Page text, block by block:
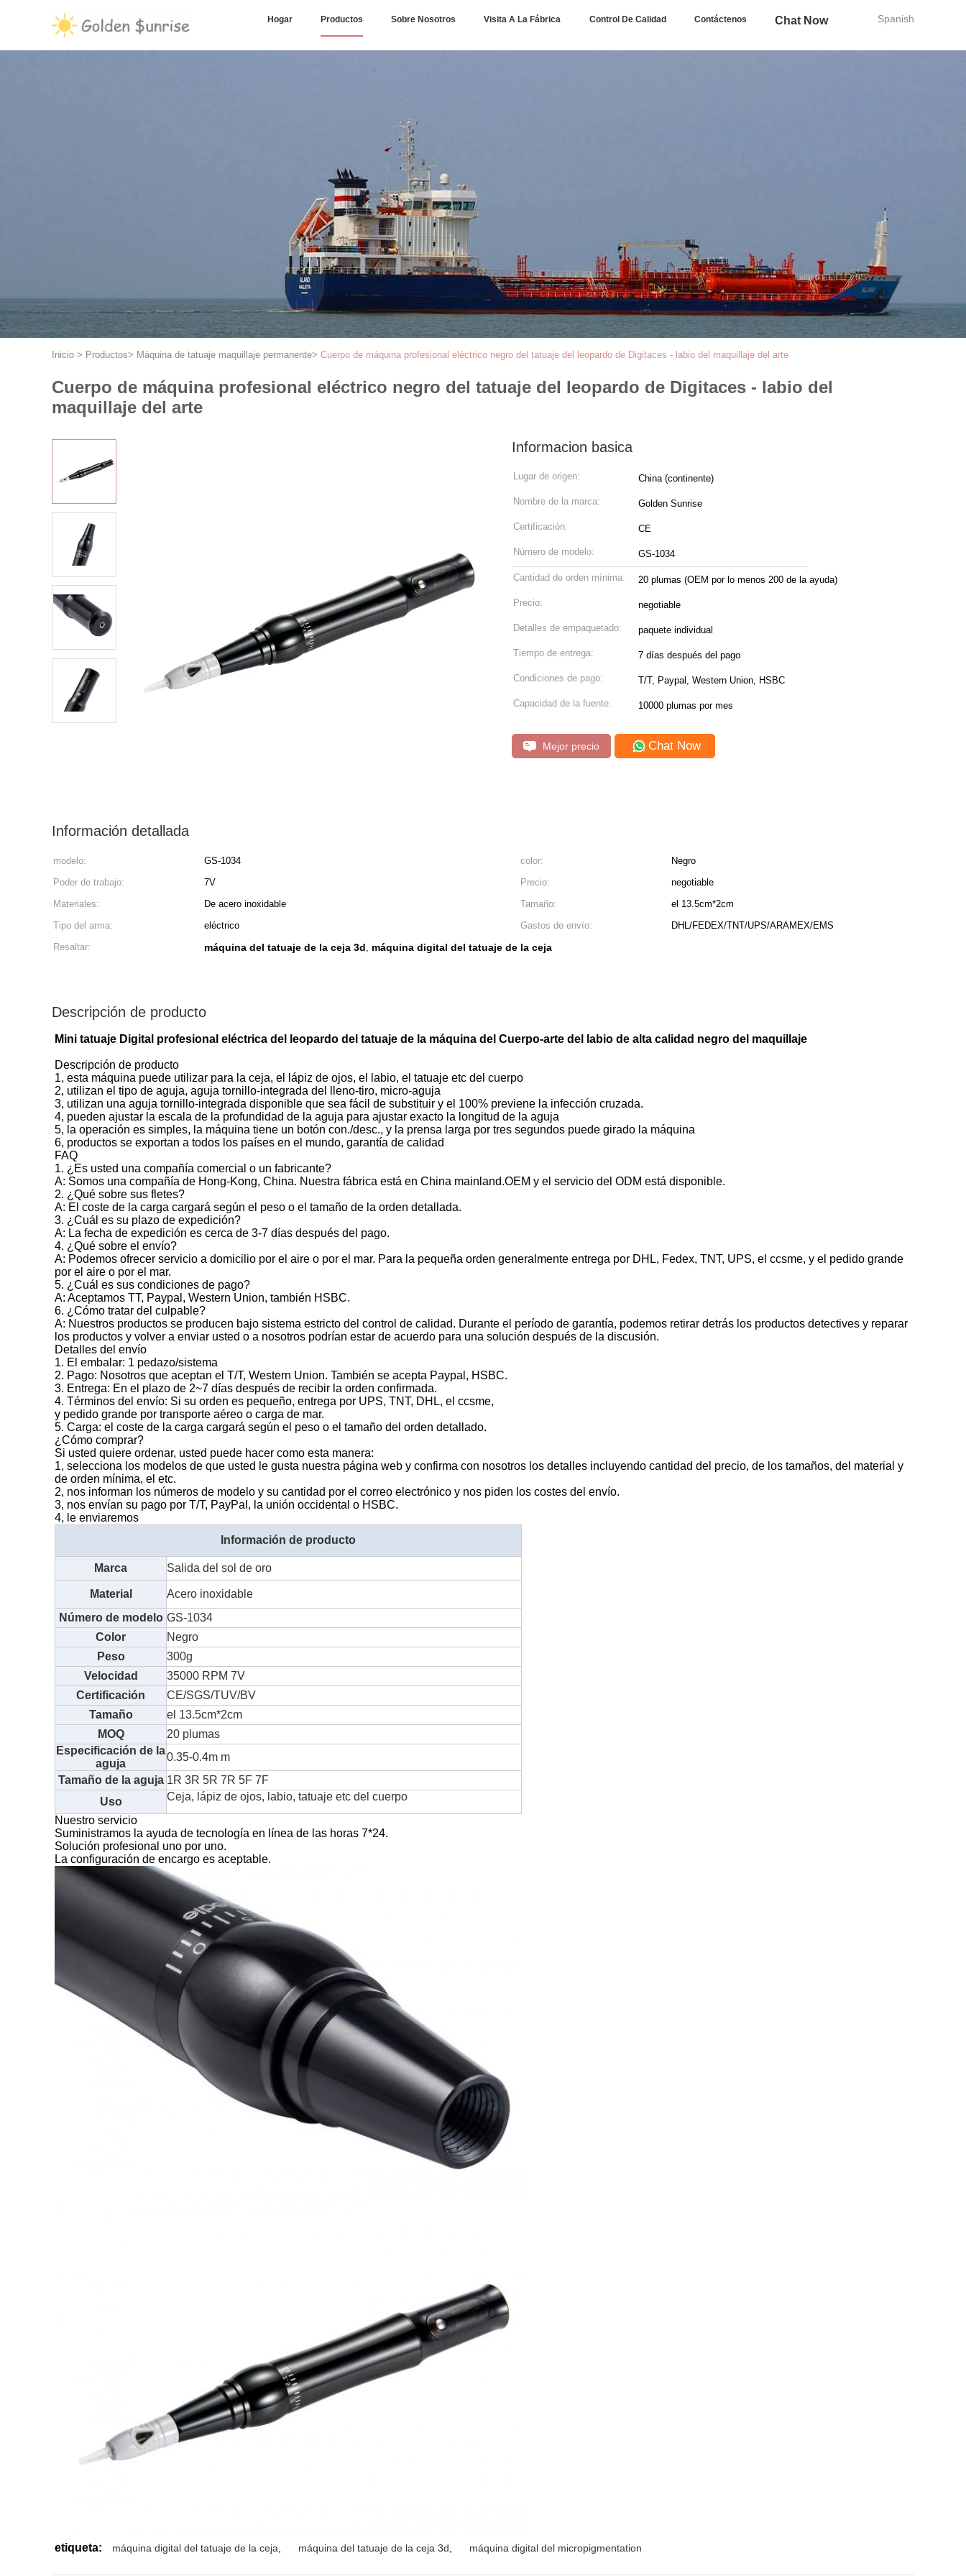
Spanish
Hogar Productos Sobre Nosotros Visita A La Fábrica Control De Calidad Contáctenos Chat Now
Inicio > Productos> Máquina de tatuaje maquillaje permanente> Cuerpo de máquina profesional eléctrico negro del tatuaje del leopardo de Digitaces - labio del maquillaje del arte
Cuerpo de máquina profesional eléctrico negro del tatuaje del leopardo de Digitaces - labio del
maquillaje del arte
Informacion basica
Lugar de origen: China (continente)
Nombre de la marca: Golden Sunrise
Certificación: CE
Número de modelo: GS-1034
Cantidad de orden mínima: 20 plumas (OEM por lo menos 200 de la ayuda)
Precio: negotiable
Detalles de empaquetado: paquete individual
Tiempo de entrega: 7 días después del pago
Condiciones de pago: T/T, Paypal, Western Union, HSBC
Capacidad de la fuente: 10000 plumas por mes
Mejor precio Chat Now
Información detallada
modelo: GS-1034 color:
Negro
Poder de trabajo:
7V Precio:
negotiable
Materiales:
De acero inoxidable Tamaño:
el 13.5cm*2cm
Tipo del arma:
eléctrico Gastos de envío:
DHL/FEDEX/TNT/UPS/ARAMEX/EMS
Resaltar:
máquina del tatuaje de la ceja 3d, máquina digital del tatuaje de la ceja
Descripción de producto
Mini tatuaje Digital profesional eléctrica del leopardo del tatuaje de la máquina del Cuerpo-arte del labio de alta calidad negro del maquillaje
Descripción de producto
1, esta máquina puede utilizar para la ceja, el lápiz de ojos, el labio, el tatuaje etc del cuerpo
2, utilizan el tipo de aguja, aguja tornillo-integrada del lleno-tiro, micro-aguja
3, utilizan una aguja tornillo-integrada disponible que sea fácil de substituir y el 100% previene la infección cruzada.
4, pueden ajustar la escala de la profundidad de la aguja para ajustar exacto la longitud de la aguja
5, la operación es simples, la máquina tiene un botón con./desc., y la prensa larga por tres segundos puede girado la máquina
6, productos se exportan a todos los países en el mundo, garantía de calidad
FAQ
1. ¿Es usted una compañía comercial o un fabricante?
A: Somos una compañía de Hong-Kong, China. Nuestra fábrica está en China mainland.OEM y el servicio del ODM está disponible.
2. ¿Qué sobre sus fletes?
A: El coste de la carga cargará según el peso o el tamaño de la orden detallada.
3. ¿Cuál es su plazo de expedición?
A: La fecha de expedición es cerca de 3-7 días después del pago.
4. ¿Qué sobre el envío?
A: Podemos ofrecer servicio a domicilio por el aire o por el mar. Para la pequeña orden generalmente entrega por DHL, Fedex, TNT, UPS, el ccsme, y el pedido grande
por el aire o por el mar.
5. ¿Cuál es sus condiciones de pago?
A: Aceptamos TT, Paypal, Western Union, también HSBC.
6. ¿Cómo tratar del culpable?
A: Nuestros productos se producen bajo sistema estricto del control de calidad. Durante el período de garantía, podemos retirar detrás los productos detectives y reparar
los productos y volver a enviar usted o a nosotros podrían estar de acuerdo para una solución después de la discusión.
Detalles del envío
1. El embalar: 1 pedazo/sistema
2. Pago: Nosotros que aceptan el T/T, Western Union. También se acepta Paypal, HSBC.
3. Entrega: En el plazo de 2~7 días después de recibir la orden confirmada.
4. Términos del envío: Si su orden es pequeño, entrega por UPS, TNT, DHL, el ccsme,
y pedido grande por transporte aéreo o carga de mar.
5. Carga: el coste de la carga cargará según el peso o el tamaño del orden detallado.
¿Cómo comprar?
Si usted quiere ordenar, usted puede hacer como esta manera:
1, selecciona los modelos de que usted le gusta nuestra página web y confirma con nosotros los detalles incluyendo cantidad del precio, de los tamaños, del material y
de orden mínima, el etc.
2, nos informan los números de modelo y su cantidad por el correo electrónico y nos piden los costes del envío.
3, nos envían su pago por T/T, PayPal, la unión occidental o HSBC.
4, le enviaremos
Información de producto
Marca Salida del sol de oro
Material
Acero inoxidable
Número de modelo GS-1034
Color
Negro
Peso
300g
Velocidad
35000 RPM 7V
Certificación
CE/SGS/TUV/BV
Tamaño
el 13.5cm*2cm
MOQ
20 plumas
Especificación de la
aguja
0.35-0.4m m
Tamaño de la aguja 1R 3R 5R 7R 5F 7F
Uso
Ceja, lápiz de ojos, labio, tatuaje etc del cuerpo
Nuestro servicio
Suministramos la ayuda de tecnología en línea de las horas 7*24.
Solución profesional uno por uno.
La configuración de encargo es aceptable.
etiqueta: máquina digital del tatuaje de la ceja máquina del tatuaje de la ceja 3d máquina digital del micropigmentation